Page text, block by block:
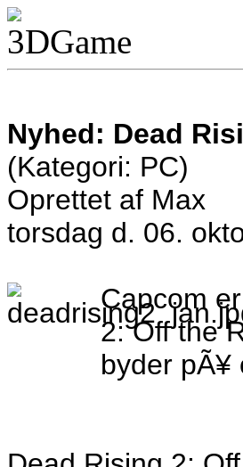
Nyhed: Dead
(Kategori: PC)
Oprettet af Max
torsdag d. 06.
Capcom
2: Off the
byder pÃ¥